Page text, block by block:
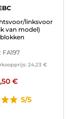
linksvoor
van model)
FA197
24,23 €
€
5/5